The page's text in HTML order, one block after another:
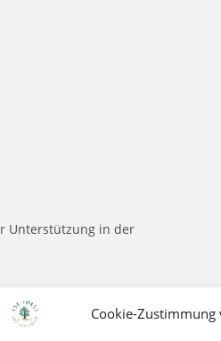
Cookie-Zustimmung
Unterstützung in der